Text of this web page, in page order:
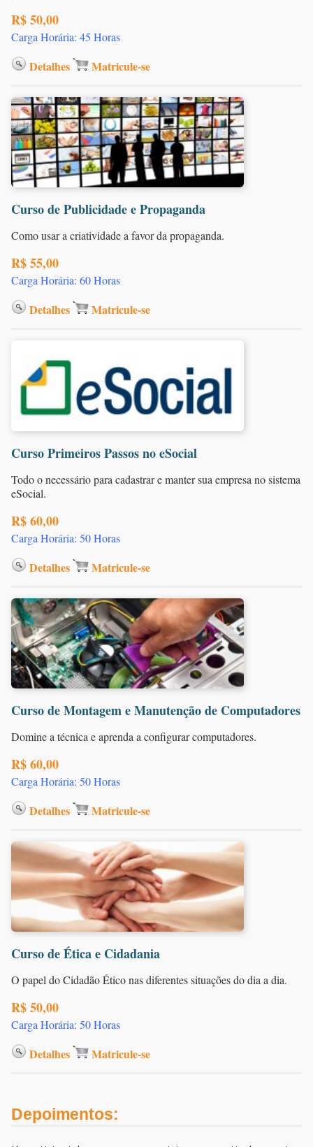
R$ 50,00
Carga Horária: 45 Horas
Detalhes Matricule-se
Curso de Publicidade e Propaganda
Como usar a criatividade a favor da propaganda.
R$ 55,00
Carga Horária: 60 Horas
Detalhes Matricule-se
Curso Primeiros Passos no eSocial
Todo o necessário para cadastrar e manter sua empresa no sistema
eSocial.
R$ 60,00
Carga Horária: 50 Horas
Detalhes Matricule-se
Curso de Montagem e Manutenção de Computadores
Domine a técnica e aprenda a configurar computadores.
R$ 60,00
Carga Horária: 50 Horas
Detalhes Matricule-se
Curso de Ética e Cidadania
O papel do Cidadão Ético nas diferentes situações do dia a dia.
R$ 50,00
Carga Horária: 50 Horas
Detalhes Matricule-se
Depoimentos: